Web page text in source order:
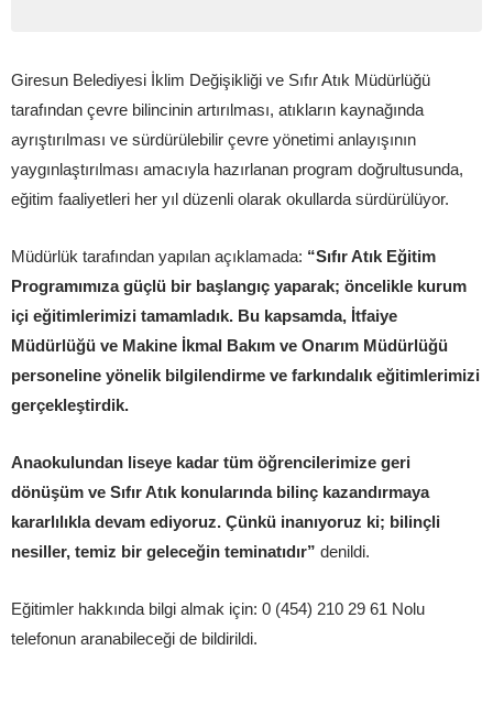
Giresun Belediyesi İklim Değişikliği ve Sıfır Atık Müdürlüğü
tarafından çevre bilincinin artırılması, atıkların kaynağında
ayrıştırılması ve sürdürülebilir çevre yönetimi anlayışının
yaygınlaştırılması amacıyla hazırlanan program doğrultusunda,
eğitim faaliyetleri her yıl düzenli olarak okullarda sürdürülüyor.
Müdürlük tarafından yapılan açıklamada: “Sıfır Atık Eğitim
Programımıza güçlü bir başlangıç yaparak; öncelikle kurum
içi eğitimlerimizi tamamladık. Bu kapsamda, İtfaiye
Müdürlüğü ve Makine İkmal Bakım ve Onarım Müdürlüğü
personeline yönelik bilgilendirme ve farkındalık eğitimlerimizi
gerçekleştirdik.
Anaokulundan liseye kadar tüm öğrencilerimize geri
dönüşüm ve Sıfır Atık konularında bilinç kazandırmaya
kararlılıkla devam ediyoruz. Çünkü inanıyoruz ki; bilinçli
nesiller, temiz bir geleceğin teminatıdır” denildi.
Eğitimler hakkında bilgi almak için: 0 (454) 210 29 61 Nolu
telefonun aranabileceği de bildirildi.